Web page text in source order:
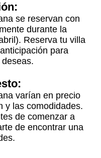
se reservan con
durante la
Reserva tu villa
para
varían en precio
y las comodidades.
de comenzar a
de encontrar una